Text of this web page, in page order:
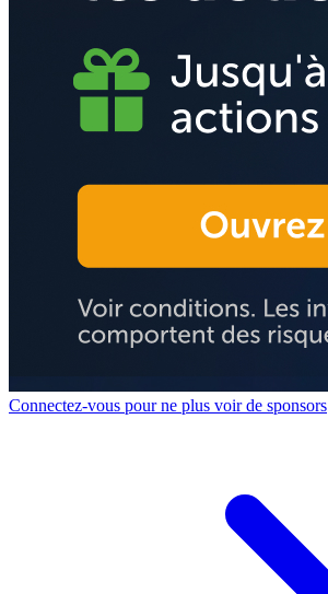
Connectez-vous pour ne plus voir de sponsors